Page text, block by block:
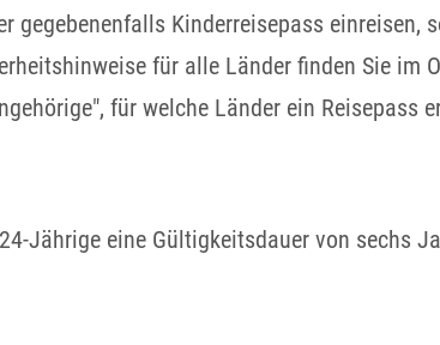
gegebenenfalls Kinderreisepass einreisen,
für alle Länder finden Sie im
für welche Länder ein Reisepass
Jährige eine Gültigkeitsdauer von sechs